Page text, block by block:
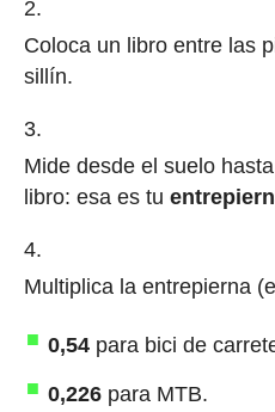
Coloca un libro entre las
sillín.
Mide desde el suelo
libro: esa es tu
Multiplica la entrepierna
0,54para bici de
0,226para MTB.